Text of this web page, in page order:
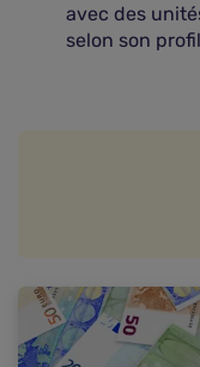
avec des
selon son
Comment
assurance vie ?
Quels sont les
fonds euro ?